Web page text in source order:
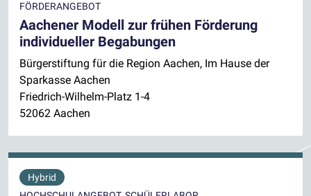
FÖRDERANGEBOT
Aachener Modell zur frühen Förderung
individueller Begabungen
Bürgerstiftung für die Region Aachen, Im Hause der
Sparkasse Aachen
Friedrich-Wilhelm-Platz 1-4
52062 Aachen
Hybrid